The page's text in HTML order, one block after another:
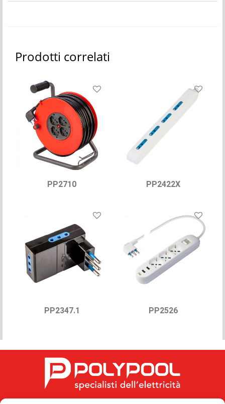
Prodotti correlati
PP2710 PP2422X
PP2347.1 PP2526